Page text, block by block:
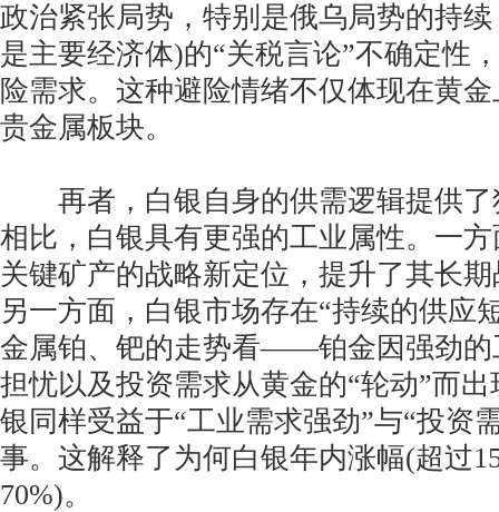
政治紧张局势，特别是俄乌局势的持
是主要经济体)的“关税言论”不确定性
险需求。这种避险情绪不仅体现在黄
贵金属板块。
再者，白银自身的供需逻辑提供了
相比，白银具有更强的工业属性。一
关键矿产的战略新定位，提升了其长
另一方面，白银市场存在“持续的供应
金属铂、钯的走势看——铂金因强劲的
担忧以及投资需求从黄金的“轮动”而
银同样受益于“工业需求强劲”与“投资
事。这解释了为何白银年内涨幅(超过
70%)。